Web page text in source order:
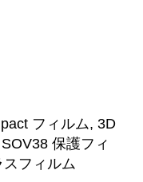
フィルム, 3D
保護フィ
フィルム